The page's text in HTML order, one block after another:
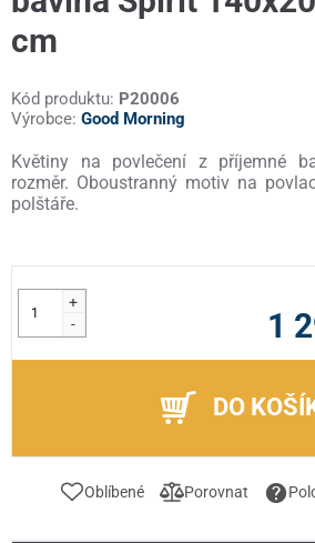
cm
Kód produktu: P20006
Výrobce: Good Morning
Květiny na povlečení z příjemné
rozměr. Oboustranný motiv na
polštáře.
+
-
1
DO
Oblíbené Porovnat